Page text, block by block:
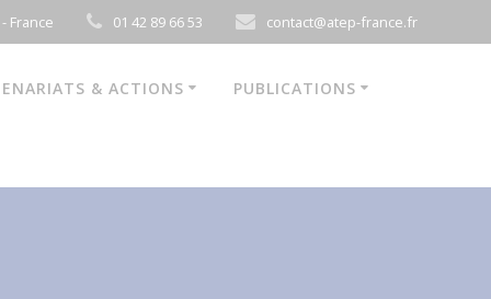
France 01 42 89 66 53 contact@atep-france.fr
& ACTIONS PUBLICATIONS